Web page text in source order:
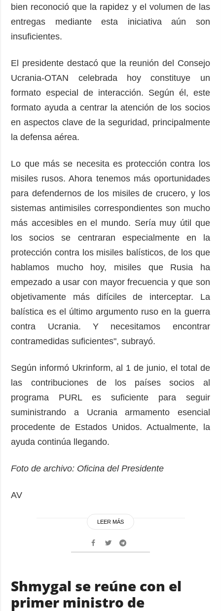
bien reconoció que la rapidez y el volumen de las
entregas mediante esta iniciativa aún son
insuficientes.
El presidente destacó que la reunión del Consejo
Ucrania-OTAN celebrada hoy constituye un
formato especial de interacción. Según él, este
formato ayuda a centrar la atención de los socios
en aspectos clave de la seguridad, principalmente
la defensa aérea.
Lo que más se necesita es protección contra los
misiles rusos. Ahora tenemos más oportunidades
para defendernos de los misiles de crucero, y los
sistemas antimisiles correspondientes son mucho
más accesibles en el mundo. Sería muy útil que
los socios se centraran especialmente en la
protección contra los misiles balísticos, de los que
hablamos mucho hoy, misiles que Rusia ha
empezado a usar con mayor frecuencia y que son
objetivamente más difíciles de interceptar. La
balística es el último argumento ruso en la guerra
contra Ucrania. Y necesitamos encontrar
contramedidas suficientes", subrayó.
Según informó Ukrinform, al 1 de junio, el total de
las contribuciones de los países socios al
programa PURL es suficiente para seguir
suministrando a Ucrania armamento esencial
procedente de Estados Unidos. Actualmente, la
ayuda continúa llegando.
Foto de archivo: Oficina del Presidente
AV
LEER MÁS
Shmygal se reúne con el
primer ministro de